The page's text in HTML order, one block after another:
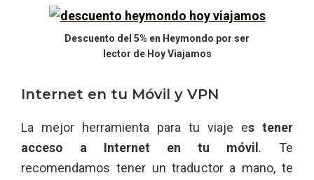
Descuento del 5% en Heymondo por ser
lector de Hoy Viajamos
Internet en tu Móvil y VPN
La mejor herramienta para tu viaje es tener
acceso a Internet en tu móvil . Te
recomendamos tener un traductor a mano, te